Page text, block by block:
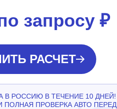
запросу ₽
РАСЧЕТ
В РОССИЮ В ТЕЧЕНИЕ 10 ДНЕЙ!
ПОЛНАЯ ПРОВЕРКА АВТО ПЕРЕД